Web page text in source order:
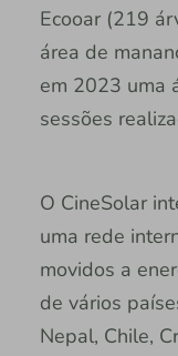
Ecooar (219
área de
em 2023 uma
sessões
O CineSolar
uma rede
movidos a
de vários
Nepal, Chile,